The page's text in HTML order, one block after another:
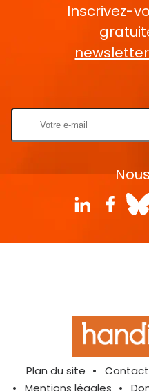
Inscrivez-
newsletter
Plan du site Contact